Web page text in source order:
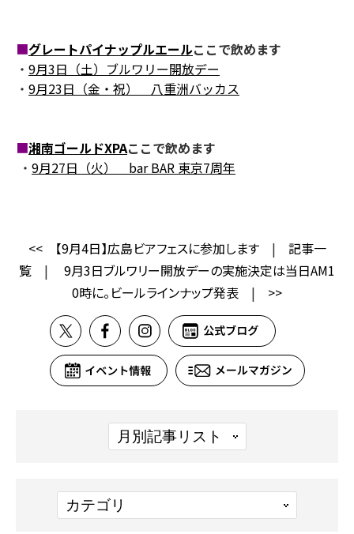
■グレートパイナップルエールここで飲めます
・ 9月3日（土）ブルワリー開放デー
・ 9月23日（金・祝） 八重洲バッカス
■湘南ゴールドXPAここで飲めます
・ 9月27日（火） bar BAR 東京7周年
<< 【9月4日】広島ビアフェスに参加します| 記事一
覧 |
9月3日ブルワリー開放デーの実施決定は当日AM1
0時に。ビールラインナップ発表 | >>